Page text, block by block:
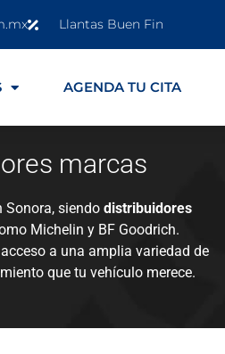
Llantas Buen Fin
AGENDA TU CITA
marcas
Sonora, siendo distribuidores
Michelin y BF Goodrich.
a una amplia variedad de
que tu vehículo merece.